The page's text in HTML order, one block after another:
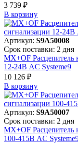
3 739 ₽
В корзинy
Артикул: S9A50008
Срок поставки: 2 дня
MX+OF Расцепитель
12-24В AC Systeme9
10 126 ₽
В корзинy
Артикул: S9A50007
Срок поставки: 2 дня
MX+OF Расцепитель
100-415В AC